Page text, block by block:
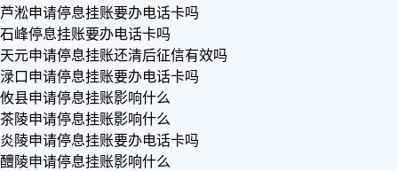
芦淞申请停息挂账要办电话卡吗
石峰停息挂账要办电话卡吗
天元申请停息挂账还清后征信有效吗
渌口申请停息挂账要办电话卡吗
攸县申请停息挂账影响什么
茶陵申请停息挂账影响什么
炎陵申请停息挂账要办电话卡吗
醴陵申请停息挂账影响什么